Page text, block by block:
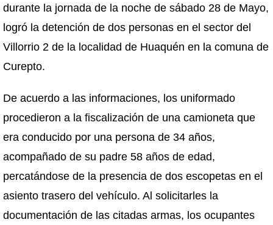
durante la jornada de la noche de sábado 28 de Mayo,
logró la detención de dos personas en el sector del
Villorrio 2 de la localidad de Huaquén en la comuna de
Curepto.
De acuerdo a las informaciones, los uniformado
procedieron a la fiscalización de una camioneta que
era conducido por una persona de 34 años,
acompañado de su padre 58 años de edad,
percatándose de la presencia de dos escopetas en el
asiento trasero del vehículo. Al solicitarles la
documentación de las citadas armas, los ocupantes